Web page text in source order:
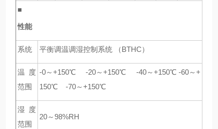
■
性能
系统 平衡调温调湿控制系统 （BTHC）
温度
范围
-0～+150℃ -20～+150℃ -40～+150℃ -60～+
150℃ -70～+150℃
湿度
范围
20～98%RH